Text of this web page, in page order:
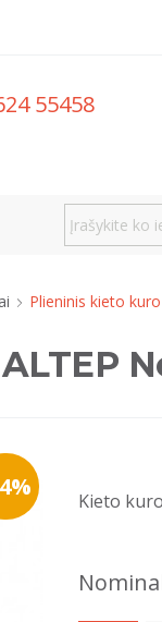
55458
Plieninis kieto
Kieto